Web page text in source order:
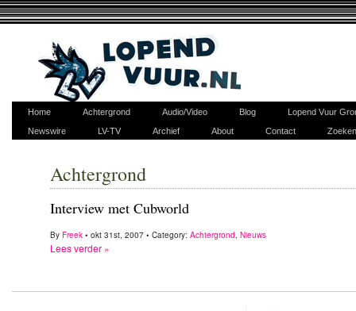
Home Achtergrond Audio/Video Blog
Lopend Vuur
Newswire
LV-TV Archief About Contact Zoeken
Achtergrond
Interview met Cubworld
By Freek • okt 31st, 2007 • Category: Achtergrond, Nieuws
Lees verder »